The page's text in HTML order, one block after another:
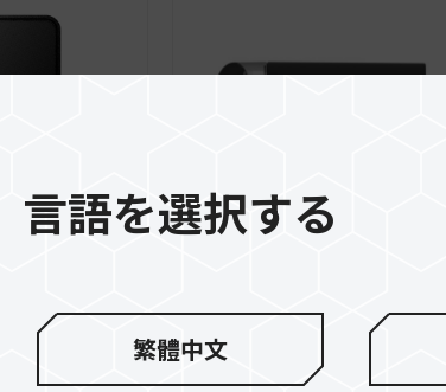
言語を選択する
繁體中文